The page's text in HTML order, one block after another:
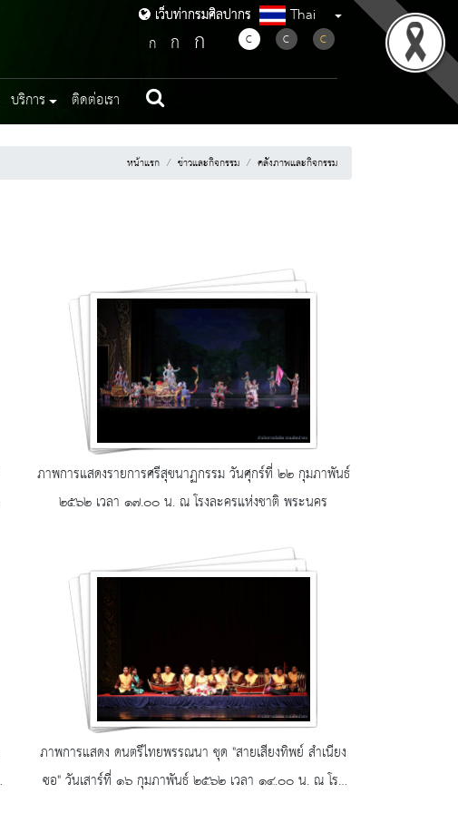
เว็บท่ากรมศิลปากร
เว็บท่ากรมศิลปากร Thai
ก ก ก C C C
บริการ ติดต่อเรา
หน้าแรก ข่าวและกิจกรรม คลังภาพและกิจกรรม
ภาพการแสดงรายการศรีสุขนาฏกรรม วันศุกร์ที่ ๒๒ กุมภาพันธ์
๒๕๖๒ เวลา ๑๗.๐๐ น. ณ โรงละครแห่งชาติ พระนคร
ภาพการแสดง ดนตรีไทยพรรณนา ชุด "สายเสียงทิพย์ สำเนียง
ซอ" วันเสาร์ที่ ๑๖ กุมภาพันธ์ ๒๕๖๒ เวลา ๑๔.๐๐ น. ณ โรง